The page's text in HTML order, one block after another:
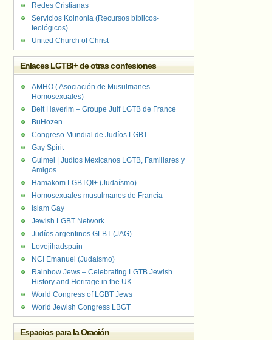
Redes Cristianas
Servicios Koinonia (Recursos bíblicos-
teológicos)
United Church of Christ
Enlaces LGTBI+ de otras confesiones
AMHO ( Asociación de Musulmanes
Homosexuales)
Beit Haverim – Groupe Juif LGTB de France
BuHozen
Congreso Mundial de Judíos LGBT
Gay Spirit
Guimel | Judíos Mexicanos LGTB, Familiares y
Amigos
Hamakom LGBTQI+ (Judaísmo)
Homosexuales musulmanes de Francia
Islam Gay
Jewish LGBT Network
Judíos argentinos GLBT (JAG)
Lovejihadspain
NCI Emanuel (Judaísmo)
Rainbow Jews – Celebrating LGTB Jewish
History and Heritage in the UK
World Congress of LGBT Jews
World Jewish Congress LBGT
Espacios para la Oración